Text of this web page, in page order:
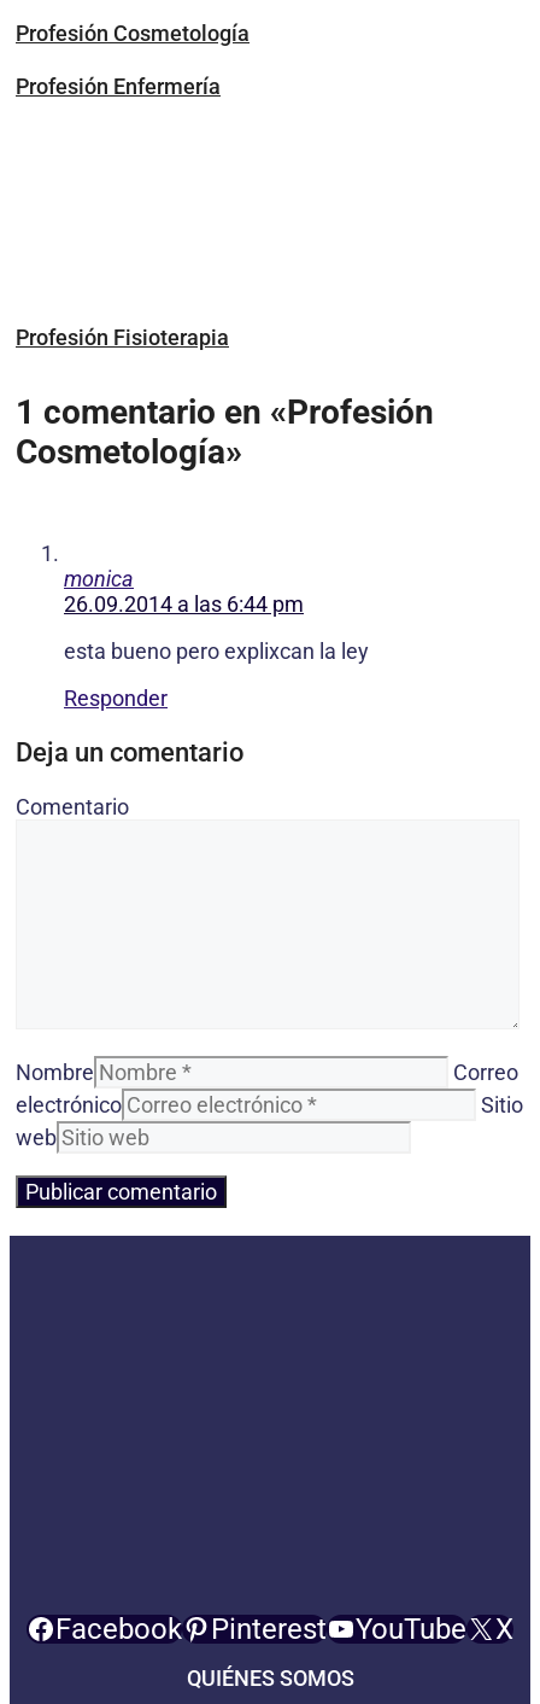
Profesión Cosmetología
Profesión Enfermería
Profesión Fisioterapia
1 comentario en «Profesión
Cosmetología»
monica
26.09.2014 a las 6:44 pm
esta bueno pero explixcan la ley
Responder
Deja un comentario
Comentario
Nombre
Correo
electrónico
Sitio
web
Facebook Pinterest YouTube X
QUIÉNES SOMOS